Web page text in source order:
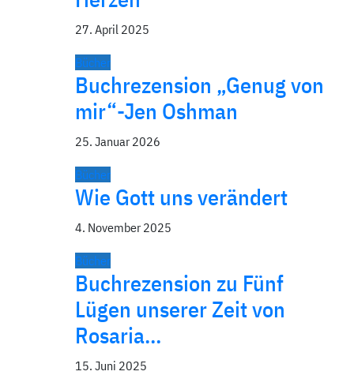
27. April 2025
Bücher
Buchrezension „Genug von
mir“-Jen Oshman
25. Januar 2026
Bücher
Wie Gott uns verändert
4. November 2025
Bücher
Buchrezension zu Fünf
Lügen unserer Zeit von
Rosaria…
15. Juni 2025